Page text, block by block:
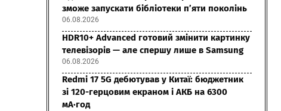
зможе запускати бібліотеки п’яти поколінь
06.08.2026
HDR10+ Advanced готовий змінити картинку
телевізорів — але спершу лише в Samsung
06.08.2026
Redmi 17 5G дебютував у Китаї: бюджетник
зі 120-герцовим екраном і АКБ на 6300
мА·год